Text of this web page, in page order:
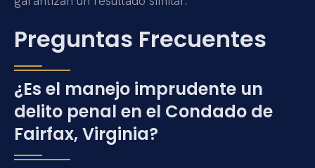
Preguntas Frecuentes
¿Es el manejo imprudente un
delito penal en el Condado de
Fairfax, Virginia?